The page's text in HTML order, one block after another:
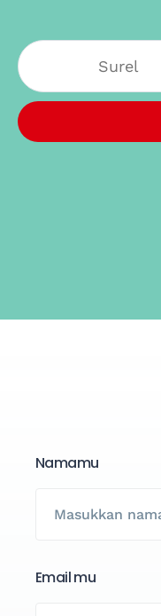
Namamu
Email mu